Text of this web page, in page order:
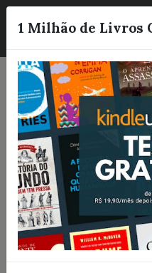
1 Milhão de Livros